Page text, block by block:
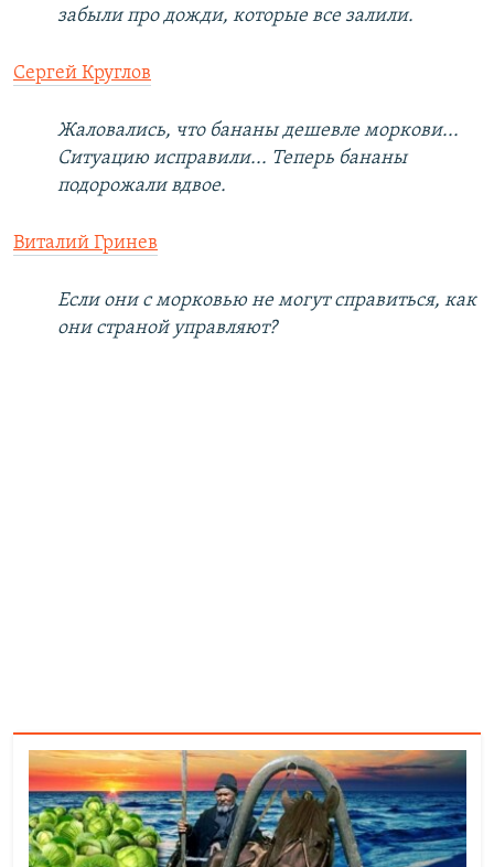
забыли про дожди, которые все залили.
Сергей Круглов
Жаловались, что бананы дешевле моркови...
Ситуацию исправили... Теперь бананы
подорожали вдвое.
Виталий Гринев
Если они с морковью не могут справиться, как
они страной управляют?